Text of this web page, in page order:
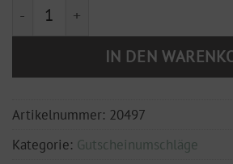
Gutscheinhülle DIN Lang Rosé
IN DEN
Artikelnummer: 20497
Kategorie: Gutscheinumschläge